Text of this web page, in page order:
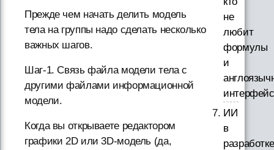
Прежде чем начать делить модель
тела на группы надо сделать несколько
важных шагов.
Шаг-1. Связь файла модели тела с
другими файлами информационной
модели.
Когда вы открываете редактором
графики 2D или 3D-модель (да,
не
любит
формулы
и
ИИ
в
разработке